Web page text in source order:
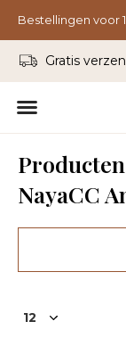
Gratis
NayaCC